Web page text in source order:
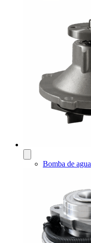
Bomba de agua